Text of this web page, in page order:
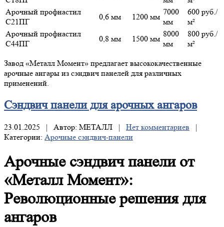
Арочный профнастил
С21ПГ
0,6 мм 1200 мм
7000
мм
600 руб./
м²
Арочный профнастил
С44ПГ
0,8 мм 1500 мм
8000
мм
800 руб./
м²
Завод «Металл Момент» предлагает высококачественные
арочные ангары из сэндвич панелей для различных
применений.
Сэндвичпанели для арочных ангаров
23.01.2025 | Автор: МЕТАЛЛ | Нет комментариев |
Категории: Арочные сэндвич-панели
Арочные сэндвич панели от
«Металл Момент»:
Революционные решения для
ангаров